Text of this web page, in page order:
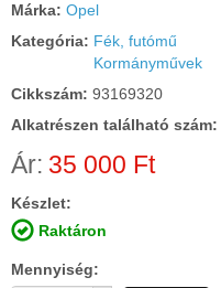
Márka: Opel
Kategória: Fék, futómű
Kormányművek
Cikkszám: 93169320
Alkatrészen található szám:
Ár: 35 000 Ft
Készlet:
Raktáron
Mennyiség